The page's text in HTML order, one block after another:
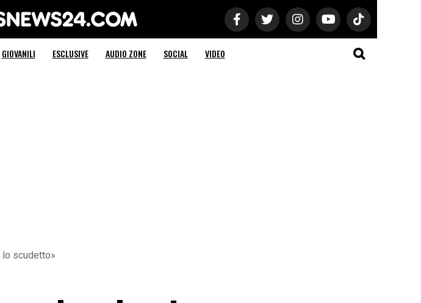
News 24
GIOVANILI ESCLUSIVE AUDIO ZONE SOCIAL VIDEO
lo scudetto»